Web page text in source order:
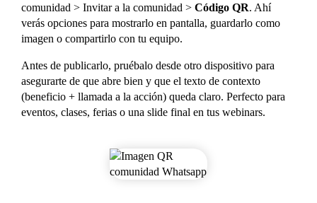
comunidad > Invitar a la comunidad > Código QR. Ahí
verás opciones para mostrarlo en pantalla, guardarlo como
imagen o compartirlo con tu equipo.
Antes de publicarlo, pruébalo desde otro dispositivo para
asegurarte de que abre bien y que el texto de contexto
(beneficio + llamada a la acción) queda claro. Perfecto para
eventos, clases, ferias o una slide final en tus webinars.